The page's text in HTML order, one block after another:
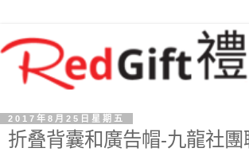
2017年8月25日星期五
折叠背囊和廣告帽-九龍社團